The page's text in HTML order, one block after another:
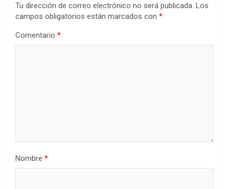
Tu dirección de correo electrónico no será publicada. Los
campos obligatorios están marcados con *
Comentario *
Nombre *